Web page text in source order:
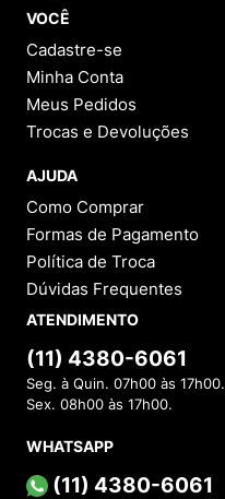
VOCÊ
Cadastre-se
Minha Conta
Meus Pedidos
Trocas e Devoluções
AJUDA
Como Comprar
Formas de Pagamento
Política de Troca
Dúvidas Frequentes
ATENDIMENTO
(11) 4380-6061
Seg. à Quin. 07h00 às 17h00.
Sex. 08h00 às 17h00.
WHATSAPP
(11) 4380-6061